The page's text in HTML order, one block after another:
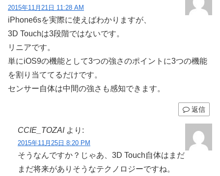
2015年11月21日 11:28 AM
iPhone6sを実際に使えばわかりますが、
3D Touchは3段階ではないです。
リニアです。
単にiOS9の機能として3つの強さのポイントに3つの機能
を割り当ててるだけです。
センサー自体は中間の強さも感知できます。
返信
CCIE_TOZAI より:
2015年11月25日 8:20 PM
そうなんですか？じゃあ、3D Touch自体はまだ
まだ将来がありそうなテクノロジーですね。